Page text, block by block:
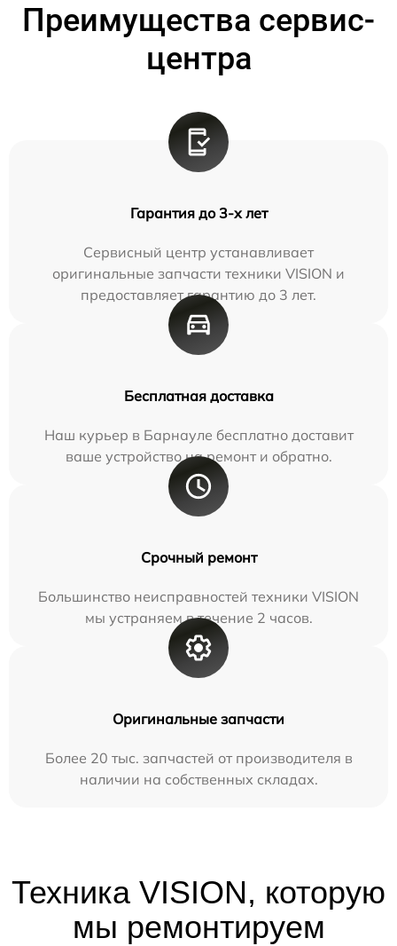
Преимущества сервис-
центра
Гарантия до 3-х лет
Сервисный центр устанавливает
оригинальные запчасти техники VISION и
предоставляет гарантию до 3 лет.
Бесплатная доставка
Наш курьер в Барнауле бесплатно доставит
ваше устройство на ремонт и обратно.
Срочный ремонт
Большинство неисправностей техники VISION
мы устраняем в течение 2 часов.
Оригинальные запчасти
Более 20 тыс. запчастей от производителя в
наличии на собственных складах.
Техника VISION, которую
мы ремонтируем